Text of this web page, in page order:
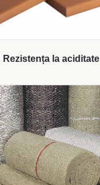
Rezistența la aciditate